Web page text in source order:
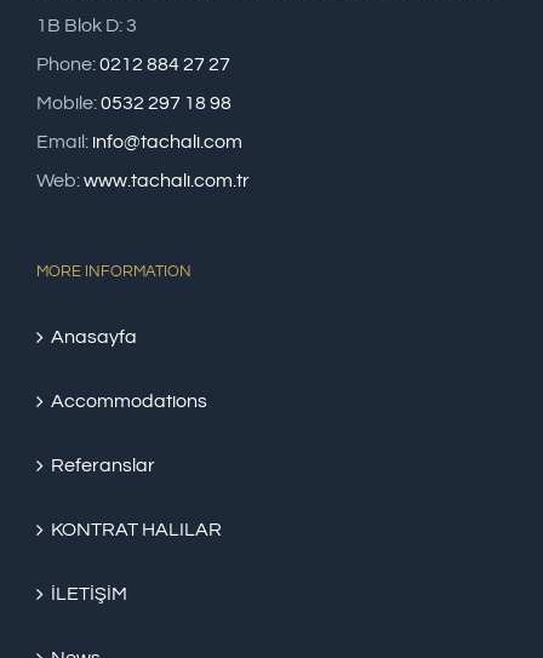
1B Blok D: 3
Phone:0212 884 27 27
Mobile:0532 297 18 98
Email: info@tachali.com
Web:www.tachali.com.tr
MORE INFORMATION
Anasayfa
Accommodations
Referanslar
KONTRAT HALILAR
İLETİŞİM